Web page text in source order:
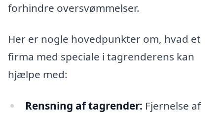
forhindre oversvømmelser.
Her er nogle hovedpunkter om, hvad et
firma med speciale i tagrenderens kan
hjælpe med:
Rensning af tagrender: Fjernelse af